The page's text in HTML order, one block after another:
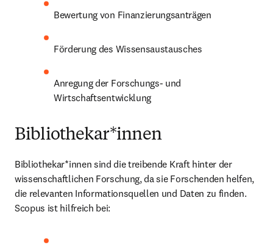
Bewertung von Finanzierungsanträgen
Förderung des Wissensaustausches
Anregung der Forschungs- und
Wirtschaftsentwicklung
Bibliothekar*innen
Bibliothekar*innen sind die treibende Kraft hinter der
wissenschaftlichen Forschung, da sie Forschenden helfen,
die relevanten Informationsquellen und Daten zu finden.
Scopus ist hilfreich bei: